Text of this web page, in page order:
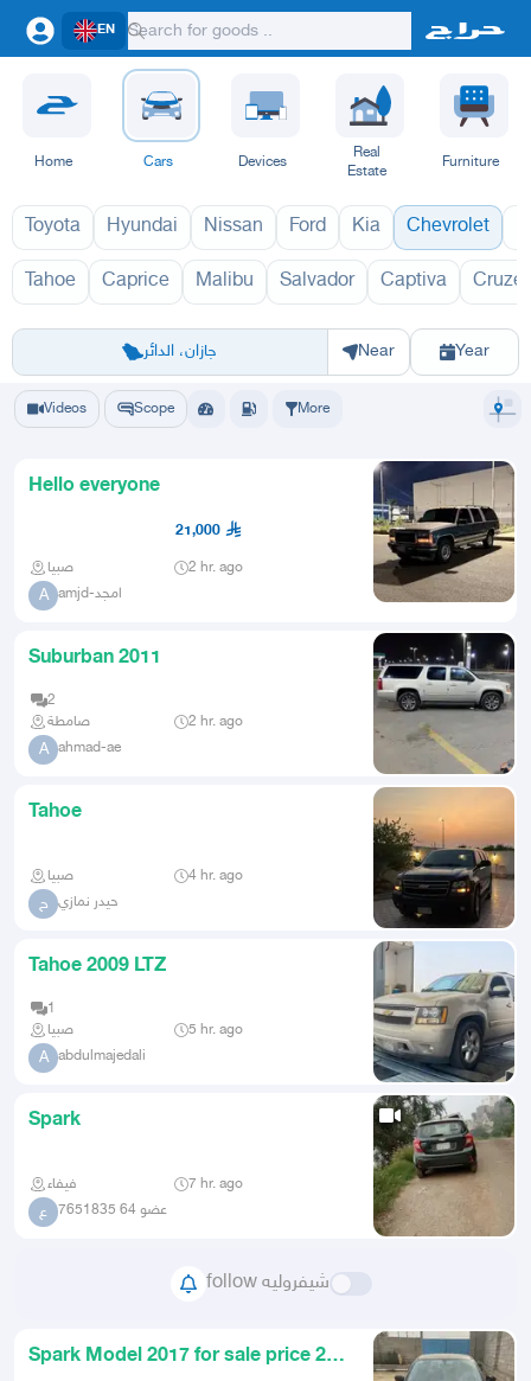
EN
Home Cars Devices
Real
Estate
Furniture
Toyota Hyundai Nissan Ford Kia Chevrolet
Tahoe Caprice Malibu Salvador Captiva Cruze
جازان، الدائر
Riyadh Eastern Region Jeddah Hafar Al BatinMadinah
Near Year
Videos Scope More
Hello everyone
21,000
صبيا 2 hr. ago
A amjd-امجد
Suburban 2011
2
صامطة
2 hr. ago
A ahmad-ae
Tahoe
صبيا 4 hr. ago
ح حيدر نمازي
Tahoe 2009 LTZ
1
صبيا
5 hr. ago
A abdulmajedali
Spark
فيفاء 7 hr. ago
ع عضو 64 7651835
follow شيفروليه
Spark Model 2017 for sale price 23